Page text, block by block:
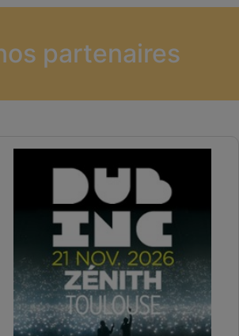
partenaires